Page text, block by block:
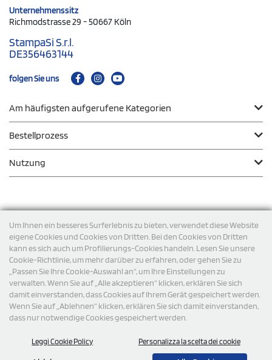
Um Ihnen ein besseres Surferlebnis zu bieten, verwendet diese Website
eigene Cookies und Cookies von Dritten. Bei den Cookies von Dritten
kann es sich auch um Profilierungs-Cookies handeln. Lesen Sie unsere
Cookie-Richtlinie, um mehr darüber zu erfahren, oder gehen Sie zu
„Passen Sie Ihre Cookie-Auswahl an“, um Ihre Einstellungen zu
verwalten. Wenn Sie auf „Alle akzeptieren“ klicken, erklären Sie sich
damit einverstanden, dass Cookies auf Ihrem Gerät gespeichert werden.
Wenn Sie auf „Ablehnen“ klicken, erklären Sie sich damit einverstanden,
dass nur notwendige Cookies gespeichert werden.
Leggi Cookie Policy Personalizza la scelta dei cookie
Unternehmenssitz
Richmodstrasse 29 - 50667 Köln
StampaSi S.r.l.
DE356463144
folgen Sie uns
Am häufigsten aufgerufene Kategorien
Bestellprozess
Nutzung
Versand
© 2026 StampaSi s.r.l. ALLE RECHTE SIND VORBEHALTEN -